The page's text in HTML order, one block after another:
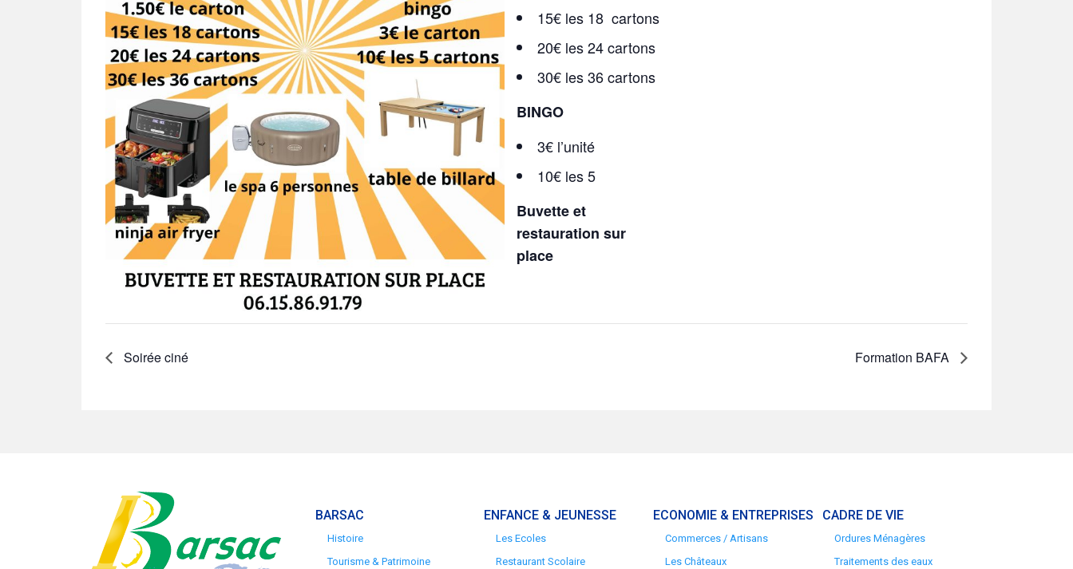
15€ les 18 cartons
20€ les 24 cartons
30€ les 36 cartons
BINGO
3€ l’unité
10€ les 5
Buvette et
restauration sur
place
Soirée ciné Formation BAFA
BARSAC
Histoire
Tourisme & Patrimoine
ENFANCE & JEUNESSE
Les Ecoles
Restaurant Scolaire
ECONOMIE & ENTREPRISES
Commerces / Artisans
Les Châteaux
CADRE DE VIE
Ordures Ménagères
Traitements des eaux